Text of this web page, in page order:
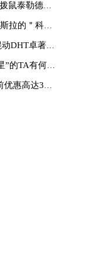
行车品牌排行榜
还值几分溢价？
实力破局新生
何超脱之处？
高达3万元